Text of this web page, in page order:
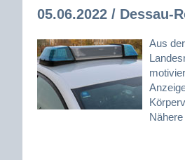
05.06.2022 / Dessau-
Aus